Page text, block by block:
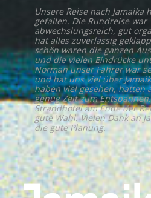
Unsere Reise nach Jamaika
gefallen. Die Rundreise war
abwechslungsreich, gut
hat alles zuverlässig
schön waren die ganzen
und die vielen Eindrücke
Norman unser Fahrer war
und hat uns viel über
haben viel gesehen, hatten
genug Zeit zum
Strandhotel am Ende der
gute Wahl. Vielen Dank an
die gute Planung.